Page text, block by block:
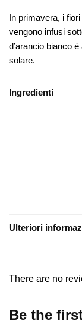
In primavera, i
vengono infusi
d’arancio bianco
solare.
Ingredienti
Ulteriori
There are no
Be the